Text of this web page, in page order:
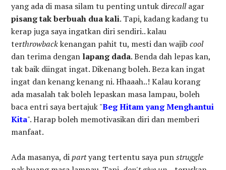
yang ada di masa silam tu penting untuk direcallagar
pisang tak berbuah dua kali. Tapi, kadang kadang tu
kerap juga saya ingatkan diri sendiri.. kalau
terthrowbackkenangan pahit tu, mesti dan wajibcool
dan terima dengan lapang dada. Benda dah lepas kan,
tak baik diingat ingat. Dikenang boleh. Beza kan ingat
ingat dan kenang kenang ni. Hhaaah..! Kalau korang
ada masalah tak boleh lepaskan masa lampau, boleh
baca entri saya bertajuk "Beg Hitam yang Menghantui
Kita". Harap boleh memotivasikan diri dan memberi
manfaat.
Ada masanya, dipartyang tertentu saya punstruggle